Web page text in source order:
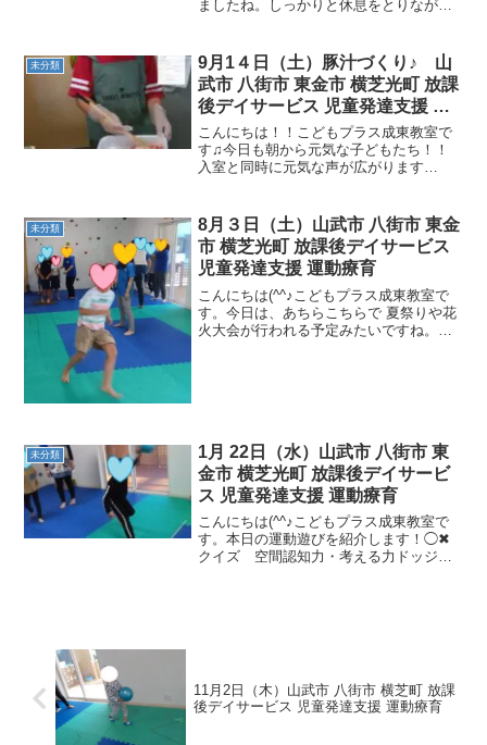
ましたね。しっかりと休息をとりなが
先日の運動遊びをご紹介します。跳び
箱 （支持力・跳躍...
未分類
9月1４日（土）豚汁づくり♪ 山
武市 八街市 東金市 横芝光町 放課
後デイサービス 児童発達支援 運
動療育
こんにちは！！こどもプラス成東教室で
す♫今日も朝から元気な子どもたち！！
入室と同時に元気な声が広がります
を測りスープを作ったり、みなさんとて
も集中して調理に励ん...
未分類
8月３日（土）山武市 八街市 東金
市 横芝光町 放課後デイサービス
児童発達支援 運動療育
こんにちは(^^♪こどもプラス成東教室で
す。今日は、あちらこちらで 夏祭りや花
火大会が行われる予定みたいですね。子
未分類
1月 22日（水）山武市 八街市 東
金市 横芝光町 放課後デイサービ
ス 児童発達支援 運動療育
こんにちは(^^♪こどもプラス成東教室で
す。本日の運動遊びを紹介します！◯✖
クイズ 空間認知力・考える力ドッジボ
11月2日（木）山武市 八街市 横芝町 放課
後デイサービス 児童発達支援 運動療育